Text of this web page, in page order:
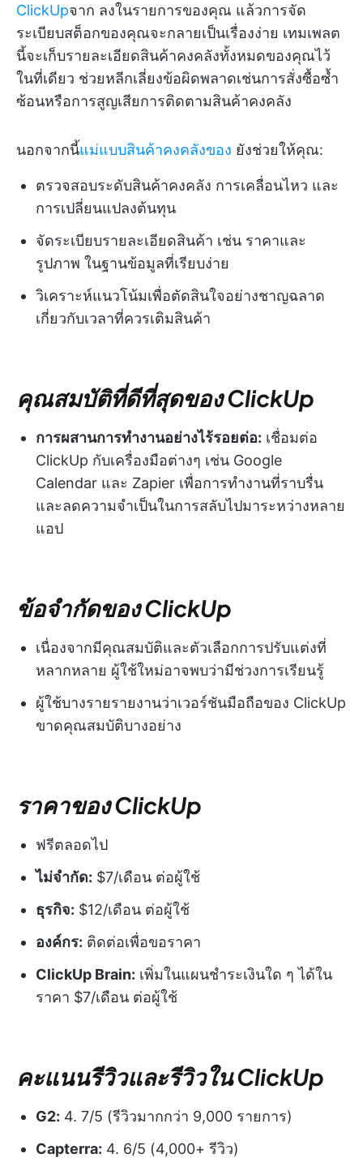
ClickUpจาก ลงในรายการของคุณ แล้วการจัด
ระเบียบสต็อกของคุณจะกลายเป็นเรื่องง่าย เทมเพลต
นี้จะเก็บรายละเอียดสินค้าคงคลังทั้งหมดของคุณไว้
ในที่เดียว ช่วยหลีกเลี่ยงข้อผิดพลาดเช่นการสั่งซื้อซ้ำ
ซ้อนหรือการสูญเสียการติดตามสินค้าคงคลัง
นอกจากนี้แม่แบบสินค้าคงคลังของ ยังช่วยให้คุณ:
ตรวจสอบระดับสินค้าคงคลัง การเคลื่อนไหว และ
การเปลี่ยนแปลงต้นทุน
จัดระเบียบรายละเอียดสินค้า เช่น ราคาและ
รูปภาพ ในฐานข้อมูลที่เรียบง่าย
วิเคราะห์แนวโน้มเพื่อตัดสินใจอย่างชาญฉลาด
เกี่ยวกับเวลาที่ควรเติมสินค้า
คุณสมบัติที่ดีที่สุดของ ClickUp
การผสานการทำงานอย่างไร้รอยต่อ: เชื่อมต่อ
ClickUp กับเครื่องมือต่างๆ เช่น Google
Calendar และ Zapier เพื่อการทำงานที่ราบรื่น
และลดความจำเป็นในการสลับไปมาระหว่างหลาย
แอป
ข้อจำกัดของ ClickUp
เนื่องจากมีคุณสมบัติและตัวเลือกการปรับแต่งที่
หลากหลาย ผู้ใช้ใหม่อาจพบว่ามีช่วงการเรียนรู้
ผู้ใช้บางรายรายงานว่าเวอร์ชันมือถือของ ClickUp
ขาดคุณสมบัติบางอย่าง
ราคาของ ClickUp
ฟรีตลอดไป
ไม่จำกัด: $7/เดือน ต่อผู้ใช้
ธุรกิจ: $12/เดือน ต่อผู้ใช้
องค์กร: ติดต่อเพื่อขอราคา
ClickUp Brain: เพิ่มในแผนชำระเงินใด ๆ ได้ใน
ราคา $7/เดือน ต่อผู้ใช้
คะแนนรีวิวและรีวิวใน ClickUp
G2: 4. 7/5 (รีวิวมากกว่า 9,000 รายการ)
Capterra: 4. 6/5 (4,000+ รีวิว)